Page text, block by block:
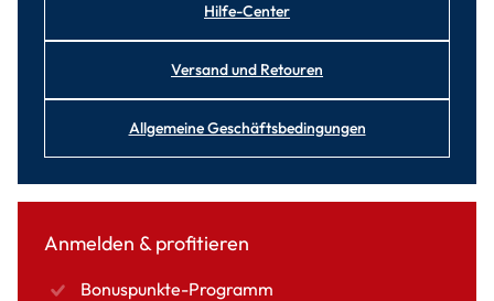
Hilfe-Center
Versand und Retouren
Allgemeine Geschäftsbedingungen
Anmelden & profitieren
Bonuspunkte-Programm